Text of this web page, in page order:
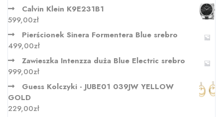
Calvin Klein K9E231B1
599,00zł
Pierścionek Sinera Formentera Blue srebro
499,00zł
Zawieszka Intenzza duża Blue Electric srebro
999,00zł
Guess Kolczyki - JUBE01 039JW YELLOW
GOLD
229,00zł